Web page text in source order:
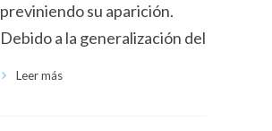
previniendo su aparición.
Debido a la generalización del
Leer más